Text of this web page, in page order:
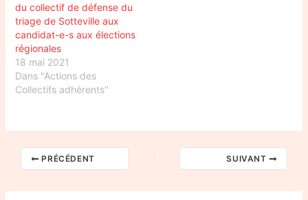
du collectif de défense du
triage de Sotteville aux
candidat-e-s aux élections
régionales
18 mai 2021
Dans "Actions des
Collectifs adhérents"
PRÉCÉDENT SUIVANT